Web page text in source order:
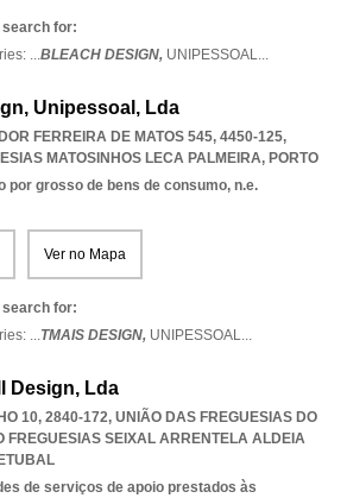
search for:
...BLEACH DESIGN, UNIPESSOAL...
Unipessoal, Lda
FERREIRA DE MATOS 545, 4450-125,
MATOSINHOS LECA PALMEIRA, PORTO
por grosso de bens de consumo, n.e.
Ver no Mapa
search for:
...TMAIS DESIGN, UNIPESSOAL...
Design, Lda
10, 2840-172, UNIÃO DAS FREGUESIAS DO
FREGUESIAS SEIXAL ARRENTELA ALDEIA
de serviços de apoio prestados às